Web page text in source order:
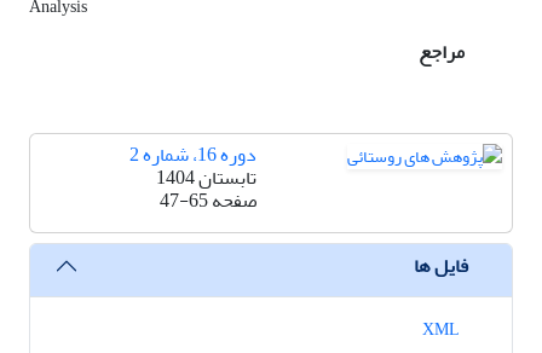
Analysis
مراجع
دوره 16، شماره 2
تابستان 1404
صفحه47-65
فایل ها